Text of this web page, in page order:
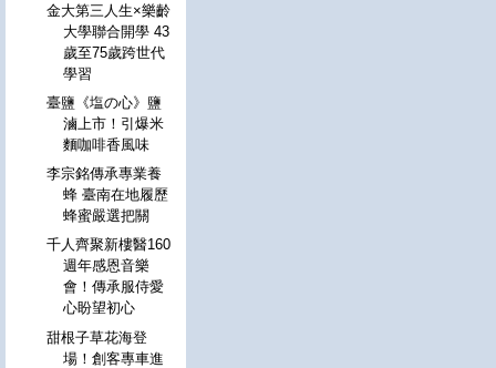
金大第三人生×樂齡
大學聯合開學 43
歲至75歲跨世代
學習
臺鹽《塩の心》鹽
滷上市！引爆米
麵咖啡香風味
李宗銘傳承專業養
蜂 臺南在地履歷
蜂蜜嚴選把關
千人齊聚新樓醫160
週年感恩音樂
會！傳承服侍愛
心盼望初心
甜根子草花海登
場！創客專車進